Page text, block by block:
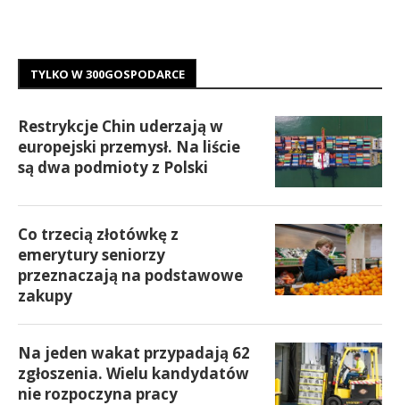
TYLKO W 300GOSPODARCE
Restrykcje Chin uderzają w
europejski przemysł. Na liście
są dwa podmioty z Polski
Co trzecią złotówkę z
emerytury seniorzy
przeznaczają na podstawowe
zakupy
Na jeden wakat przypadają 62
zgłoszenia. Wielu kandydatów
nie rozpoczyna pracy